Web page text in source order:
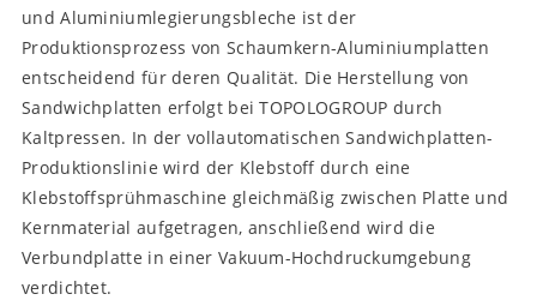
und Aluminiumlegierungsbleche ist der
Produktionsprozess von Schaumkern-Aluminiumplatten
entscheidend für deren Qualität. Die Herstellung von
Sandwichplatten erfolgt bei TOPOLOGROUP durch
Kaltpressen. In der vollautomatischen Sandwichplatten-
Produktionslinie wird der Klebstoff durch eine
Klebstoffsprühmaschine gleichmäßig zwischen Platte und
Kernmaterial aufgetragen, anschließend wird die
Verbundplatte in einer Vakuum-Hochdruckumgebung
verdichtet.